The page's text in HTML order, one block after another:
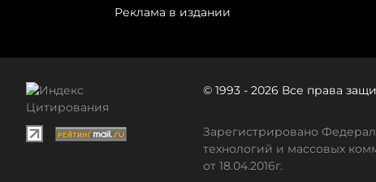
Реклама в издании
© 1993 - 2026 Все права
Зарегистрировано
технологий и массовых
от 18.04.2016г.